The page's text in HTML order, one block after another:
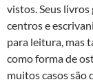
vistos. Seus livros
centros e
para leitura, mas
como forma de
muitos casos são